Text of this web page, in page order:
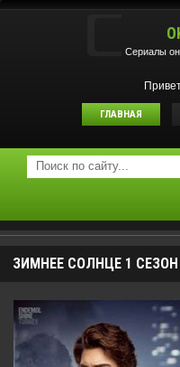
Сериалы
ГЛАВНАЯ
ЗИМНЕЕ СОЛНЦЕ 1 СЕЗОН